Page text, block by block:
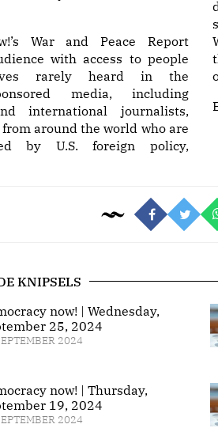
War and Peace Report
with access to people
rarely heard in the
media, including
international journalists,
around the world who are
by U.S. foreign policy,
KNIPSELS
now! | Wednesday,
25, 2024
2024
now! | Thursday,
19, 2024
2024